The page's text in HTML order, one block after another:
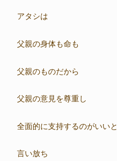
アタシは
父親の身体も命も
父親のものだから
父親の意見を尊重し
全面的に支持するのがいいと
言い放ち